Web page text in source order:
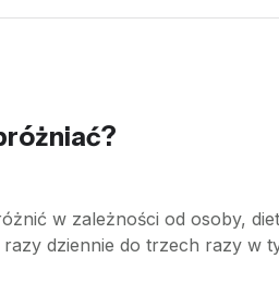
w zależności od osoby,
dziennie do trzech razy w